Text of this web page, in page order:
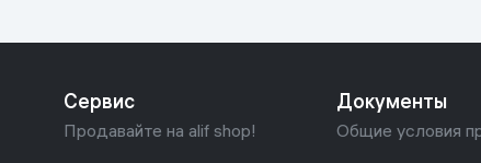
Сервис
Продавайте на alif shop!
Документы
Общие условия